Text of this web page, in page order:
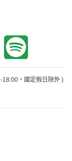
，國定假日除外 )